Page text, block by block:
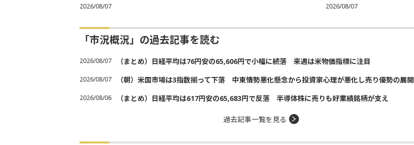
2026/08/07 2026/08/07
「市況概況」の過去記事を読む
2026/08/07 （まとめ）日経平均は76円安の65,606円で小幅に続落 来週は米物価指標に注目
2026/08/07 （朝）米国市場は3指数揃って下落 中東情勢悪化懸念から投資家心理が悪化し売り優勢の展開
2026/08/06 （まとめ）日経平均は617円安の65,683円で反落 半導体株に売りも好業績銘柄が支え
過去記事一覧を見る